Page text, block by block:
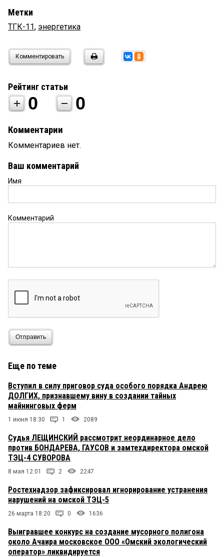
Метки
ТГК-11, энергетика
Комментировать
Рейтинг статьи
0 0
Комментарии
Комментариев нет.
Ваш комментарий
Имя
Комментарий
Отправить
Еще по теме
Вступил в силу приговор суда особого порядка Андрею
ДОЛГИХ, признавшему вину в создании тайных
майнинговых ферм
1 июня 18:30 1 2089
Судья ЛЕЩИНСКИЙ рассмотрит неординарное дело
против БОНДАРЕВА, ГАУСОВ и замтехдиректора омской
ТЭЦ-4 СУВОРОВА
8 мая 12:01 2 2247
Ростехнадзор зафиксировал игнорирование устранения
нарушений на омской ТЭЦ-5
26 марта 18:20 0 1636
Выигравшее конкурс на создание мусорного полигона
около Ачаира московское ООО «Омский экологический
оператор» ликвидируется